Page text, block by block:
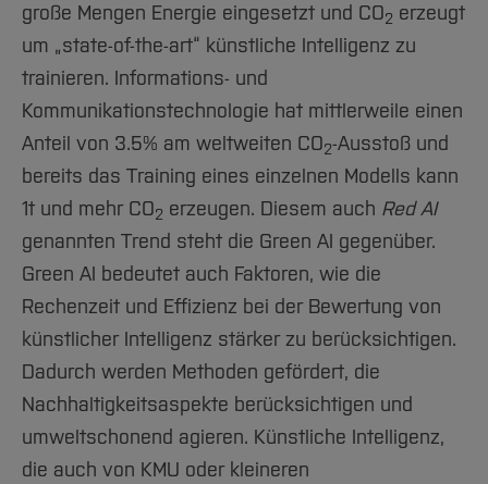
große Mengen Energie eingesetzt und CO2 erzeugt
um „state-of-the-art“ künstliche Intelligenz zu
trainieren. Informations- und
Kommunikationstechnologie hat mittlerweile einen
Anteil von 3.5% am weltweiten CO2-Ausstoß und
bereits das Training eines einzelnen Modells kann
1t und mehr CO2 erzeugen. Diesem auch Red AI
genannten Trend steht die Green AI gegenüber.
Green AI bedeutet auch Faktoren, wie die
Rechenzeit und Effizienz bei der Bewertung von
künstlicher Intelligenz stärker zu berücksichtigen.
Dadurch werden Methoden gefördert, die
Nachhaltigkeitsaspekte berücksichtigen und
umweltschonend agieren. Künstliche Intelligenz,
die auch von KMU oder kleineren